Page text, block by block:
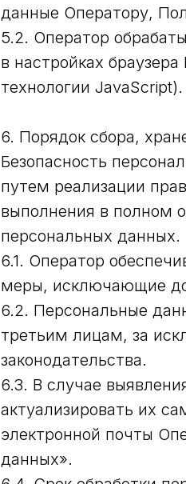
данные Оператору,
5.2. Оператор
в настройках
технологии JavaScript).
6. Порядок сбора,
Безопасность
путем реализации
выполнения в полном
персональных данных.
6.1. Оператор
меры, исключающие
6.2. Персональные
третьим лицам, за
законодательства.
6.3. В случае
актуализировать их
электронной почты
данных».